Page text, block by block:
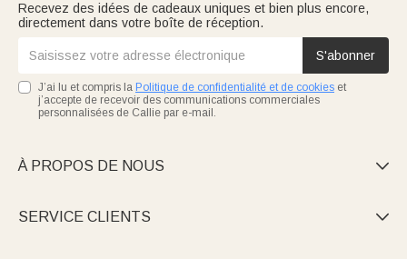
Recevez des idées de cadeaux uniques et bien plus encore,
directement dans votre boîte de réception.
S'abonner
J’ai lu et compris la Politique de confidentialité et de cookies et
j’accepte de recevoir des communications commerciales
personnalisées de Callie par e-mail.
À PROPOS DE NOUS 
SERVICE CLIENTS 